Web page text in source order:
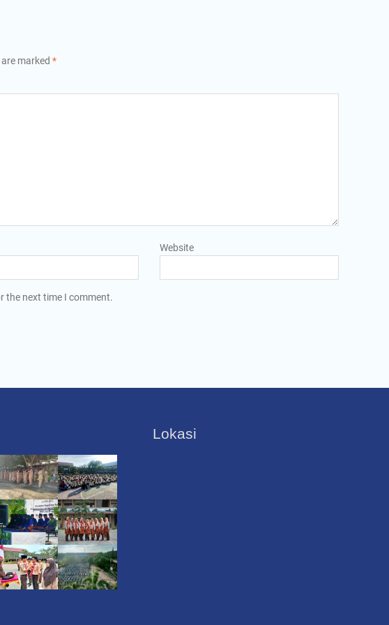
marked *
Website
the next time I comment.
Lokasi